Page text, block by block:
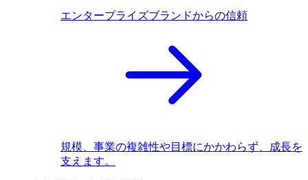
エンタープライズブランドからの信頼
規模、事業の複雑性や目標にかかわらず、成長を
支えます。